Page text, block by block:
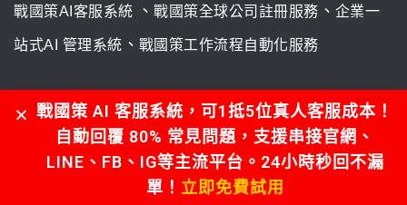
戰國策AI客服系統 、 戰國策全球公司註冊服務 、 企業一
站式AI 管理系統 、 戰國策工作流程自動化服務
我們接受付款方式:
戰國策 AI 客服系統，可1抵5位真人客服成本！
自動回覆 80% 常見問題，支援串接官網、
LINE、FB、IG等主流平台。24小時秒回不漏
單！ 立即免費試用